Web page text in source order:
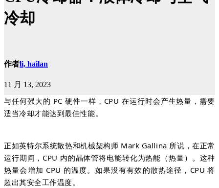
冷却
作者li, hailan
11 月 13, 2023
与任何强大的 PC 硬件一样，CPU 在运行时会产生热量， 需要
适当冷却才能达到最佳性能。
正如英特尔系统散热和机械架构师 Mark Gallina 所说，在正常
运行期间，CPU 内的晶体管将电能转化为热能（热量）。 这种
热量会增加 CPU 的温度。 如果没有有效的散热途径，CPU 将
超出其安全工作温度。